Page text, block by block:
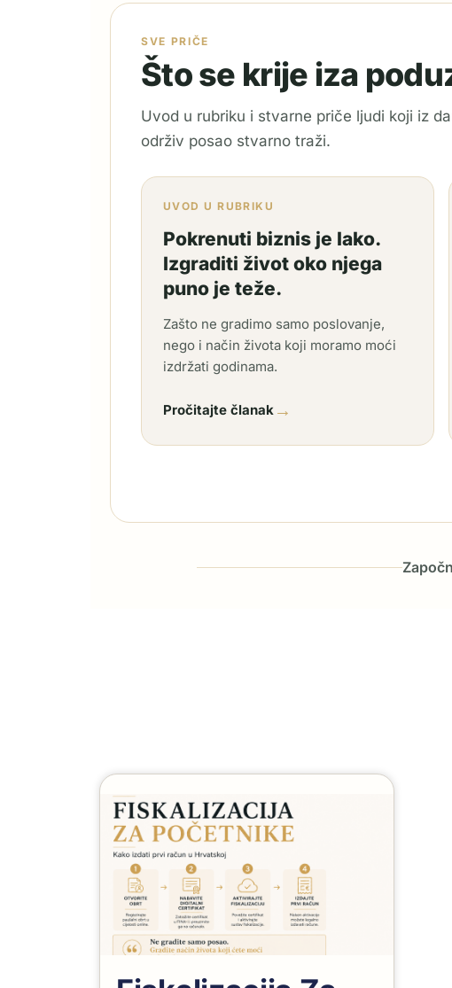
SVE PRIČE
Što se krije iza
Uvod u rubriku i stvarne priče ljudi koji iz
održiv posao stvarno traži.
UVOD U RUBRIKU
Pokrenuti biznis je lako.
Izgraditi život oko njega
puno je teže.
Zašto ne gradimo samo poslovanje,
nego i način života koji moramo moći
izdržati godinama.
Pročitajte članak →